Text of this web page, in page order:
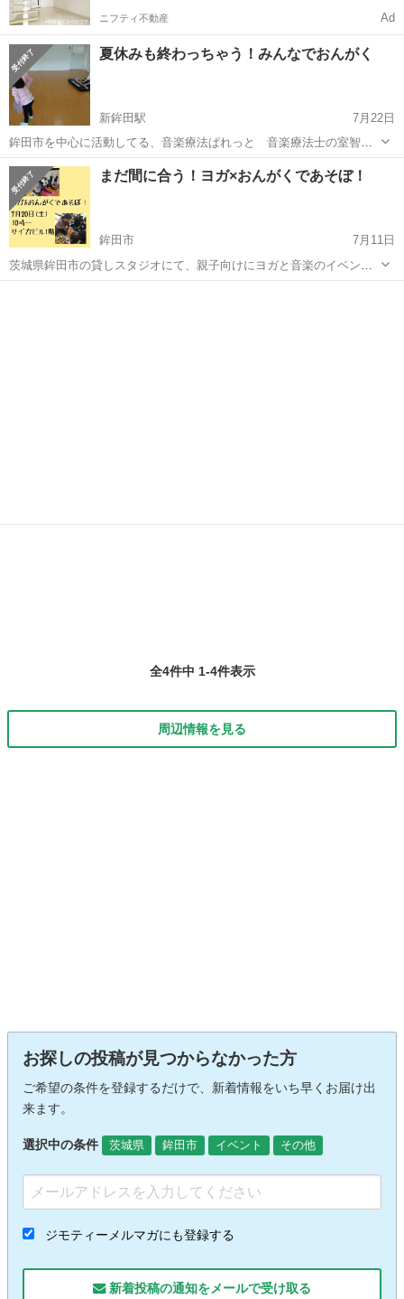
ニフティ不動産 Ad
夏休みも終わっちゃう！みんなでおんがく
新鉾田駅
7月22日
鉾田市を中心に活動してる、音楽療法ぱれっと 音楽療法士の室智美
です✨ 夏休み終わるのもあと少し、、という時期にやります！平日開
催は初めてですが、みんなでおんがくを楽しみませんか？ 楽器を使う
のはもちろん！シャボン玉を飛ば...
茨城 鉾田市 新鉾田駅
まだ間に合う！ヨガ×おんがくであそぼ！
鉾田市
7月11日
茨城県鉾田市の貸しスタジオにて、親子向けにヨガと音楽のイベント
を行います❗ 鉾田市生まれ・育ちの二人⭐ヨガインストラクターと音楽
全4件中 1-4件表示
周辺情報を見る
お探しの投稿が見つからなかった方
ご希望の条件を登録するだけで、新着情報をいち早くお届け出
来ます。
選択中の条件 茨城県 鉾田市 イベント その他
ジモティーメルマガにも登録する
新着投稿の通知をメールで受け取る